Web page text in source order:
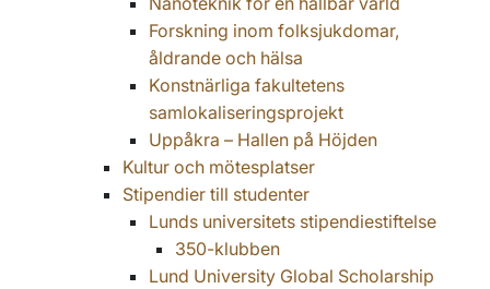
Forskning inom folksjukdomar,
åldrande och hälsa
Konstnärliga fakultetens
samlokaliseringsprojekt
Uppåkra – Hallen på Höjden
Kultur och mötesplatser
Stipendier till studenter
Lunds universitets stipendiestiftelse
350-klubben
Lund University Global Scholarship